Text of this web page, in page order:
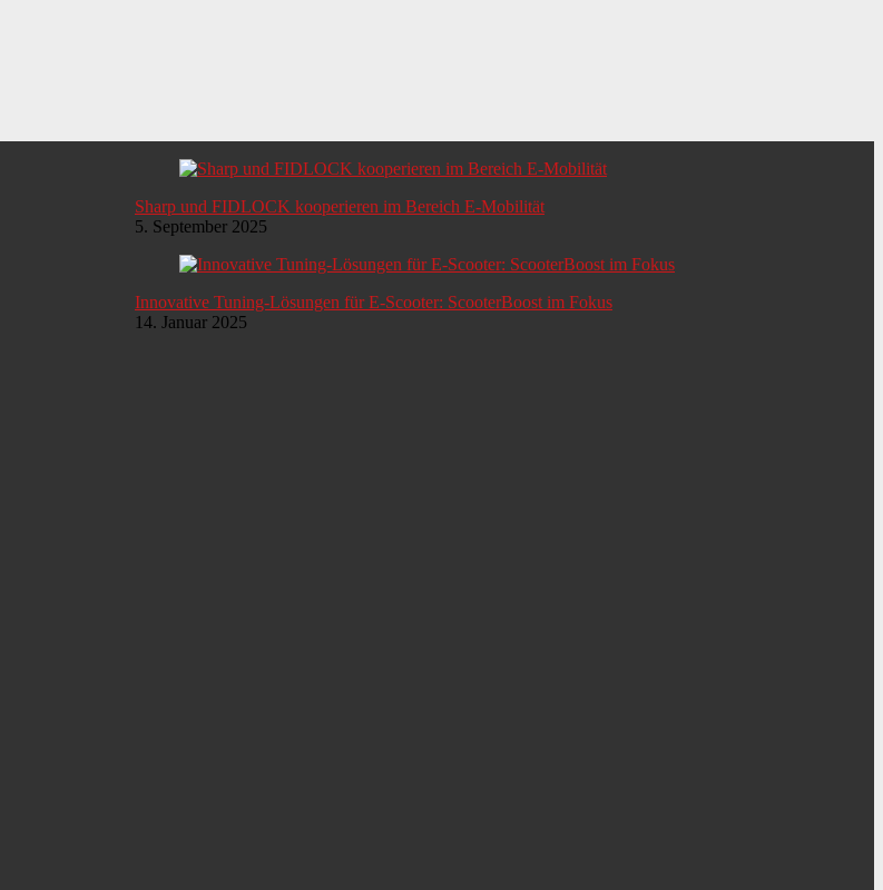
Sharp und FIDLOCK kooperieren im Bereich E-Mobilität
5. September 2025
Innovative Tuning-Lösungen für E-Scooter: ScooterBoost im Fokus
14. Januar 2025